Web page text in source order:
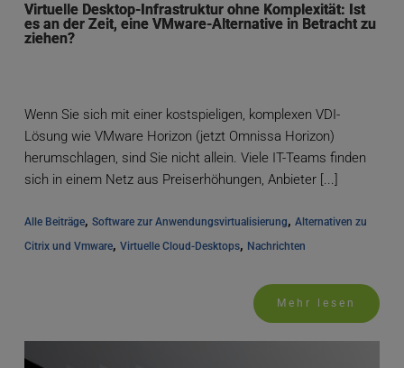
Virtuelle Desktop-Infrastruktur ohne Komplexität: Ist
es an der Zeit, eine VMware-Alternative in Betracht zu
ziehen?
Wenn Sie sich mit einer kostspieligen, komplexen VDI-
Lösung wie VMware Horizon (jetzt Omnissa Horizon)
herumschlagen, sind Sie nicht allein. Viele IT-Teams finden
sich in einem Netz aus Preiserhöhungen, Anbieter [...]
Alle Beiträge, Software zur Anwendungsvirtualisierung, Alternativen zu
Citrix und Vmware, Virtuelle Cloud-Desktops, Nachrichten
Mehr lesen